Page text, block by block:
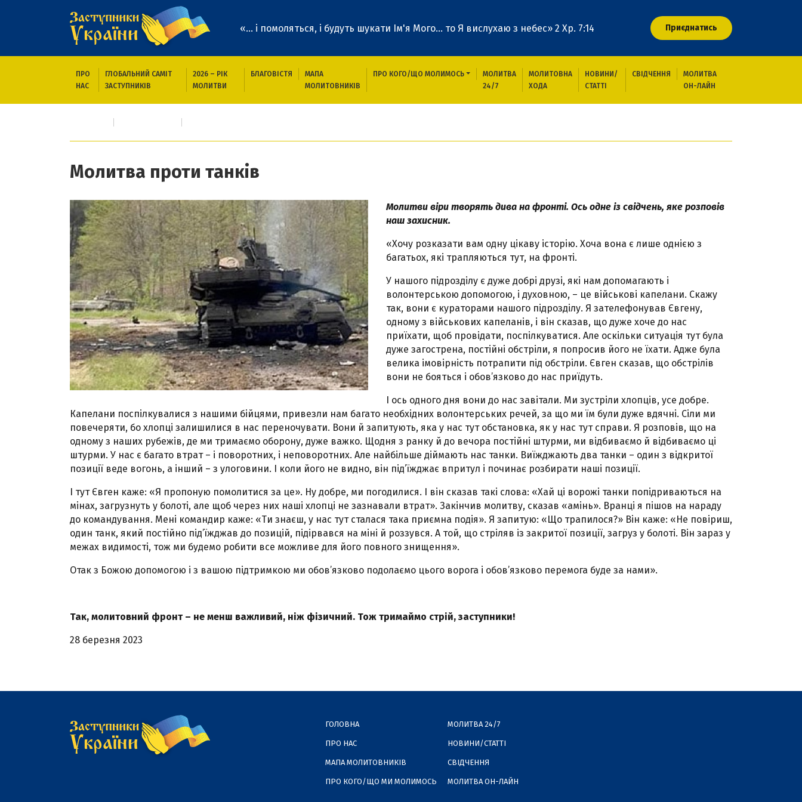
«... і помоляться, і будуть шукати Ім'я Мого... то Я вислухаю з небес» 2 Хр. 7:14 Приєднатись
ПРО
НАС
ГЛОБАЛЬНИЙ САМІТ
ЗАСТУПНИКІВ
2026 – РІК
МОЛИТВИ
БЛАГОВІСТЯ
МАПА
МОЛИТОВНИКІВ
ПРО КОГО/ЩО МОЛИМОСЬ
МОЛИТВА
24/7
МОЛИТОВНА
ХОДА
НОВИНИ/
СТАТТІ
СВІДЧЕННЯ
МОЛИТВА
ОН-ЛАЙН
Молитва проти танків
Молитви віри творять дива на фронті. Ось одне із свідчень, яке розповів
наш захисник.
«Хочу розказати вам одну цікаву історію. Хоча вона є лише однією з
багатьох, які трапляються тут, на фронті.
У нашого підрозділу є дуже добрі друзі, які нам допомагають і
волонтерською допомогою, і духовною, – це військові капелани. Скажу
так, вони є кураторами нашого підрозділу. Я зателефонував Євгену,
одному з військових капеланів, і він сказав, що дуже хоче до нас
приїхати, щоб провідати, поспілкуватися. Але оскільки ситуація тут була
дуже загострена, постійні обстріли, я попросив його не їхати. Адже була
велика імовірність потрапити під обстріли. Євген сказав, що обстрілів
вони не бояться і обов’язково до нас приїдуть.
І ось одного дня вони до нас завітали. Ми зустріли хлопців, усе добре.
Капелани поспілкувалися з нашими бійцями, привезли нам багато необхідних волонтерських речей, за що ми їм були дуже вдячні. Сіли ми
повечеряти, бо хлопці залишилися в нас переночувати. Вони й запитують, яка у нас тут обстановка, як у нас тут справи. Я розповів, що на
одному з наших рубежів, де ми тримаємо оборону, дуже важко. Щодня з ранку й до вечора постійні штурми, ми відбиваємо й відбиваємо ці
штурми. У нас є багато втрат – і поворотних, і неповоротних. Але найбільше діймають нас танки. Виїжджають два танки – один з відкритої
позиції веде вогонь, а інший – з улоговини. І коли його не видно, він під’їжджає впритул і починає розбирати наші позиції.
І тут Євген каже: «Я пропоную помолитися за це». Ну добре, ми погодилися. І він сказав такі слова: «Хай ці ворожі танки попідриваються на
мінах, загрузнуть у болоті, але щоб через них наші хлопці не зазнавали втрат». Закінчив молитву, сказав «амінь». Вранці я пішов на нараду
до командування. Мені командир каже: «Ти знаєш, у нас тут сталася така приємна подія». Я запитую: «Що трапилося?» Він каже: «Не повіриш,
один танк, який постійно під’їжджав до позицій, підірвався на міні й роззувся. А той, що стріляв із закритої позиції, загруз у болоті. Він зараз у
межах видимості, тож ми будемо робити все можливе для його повного знищення».
Отак з Божою допомогою і з вашою підтримкою ми обов’язково подолаємо цього ворога і обов’язково перемога буде за нами».
Так, молитовний фронт – не менш важливий, ніж фізичний. Тож тримаймо стрій, заступники!
28 березня 2023
ГОЛОВНА
ПРО НАС
МАПА МОЛИТОВНИКІВ
ПРО КОГО/ЩО МИ МОЛИМОСЬ
МОЛИТВА 24/7
НОВИНИ/СТАТТІ
СВІДЧЕННЯ
МОЛИТВА ОН-ЛАЙН